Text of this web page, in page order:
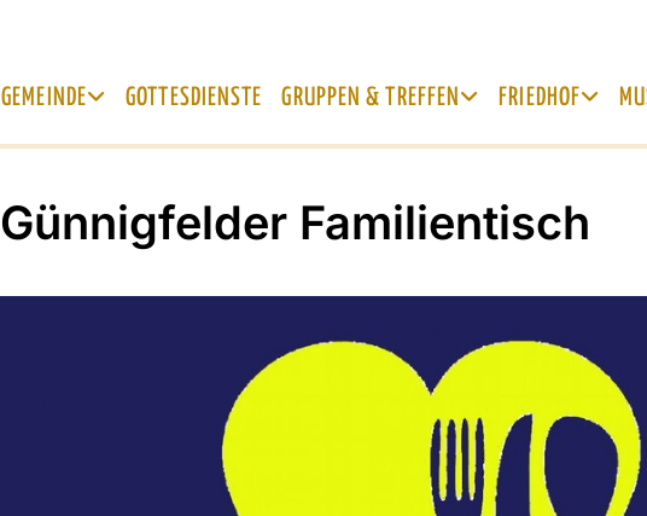
GEMEINDE GOTTESDIENSTE GRUPPEN & TREFFEN FRIEDHOF
Günnigfelder Familientisch